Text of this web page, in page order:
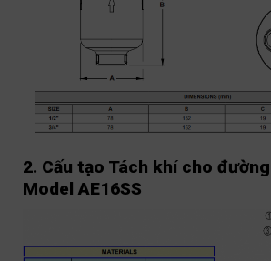
2. Cấu tạo Tách khí cho
Model AE16SS